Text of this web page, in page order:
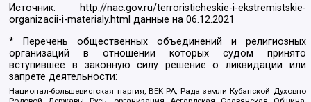
Источник:
http://nac.gov.ru/terroristicheskie-i-ekstremistskie-
organizacii-i-materialy.html данные на06.12.2021
* Перечень общественных объединений и религиозных
организаций в отношении которых судом принято
вступившее в законную силу решение о ликвидации или
запрете деятельности:
Национал-большевистская партия, ВЕК РА, Рада земли Кубанской Духовно